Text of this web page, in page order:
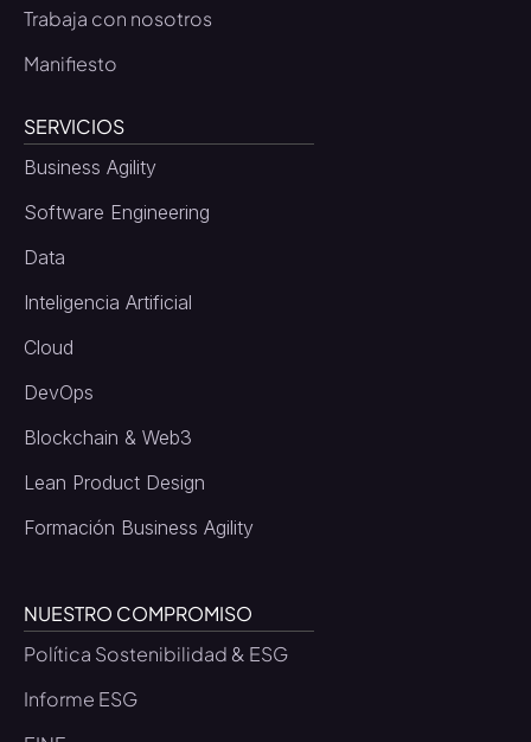
Trabaja con nosotros
Manifiesto
SERVICIOS
Business Agility
Software Engineering
Data
Inteligencia Artificial
Cloud
DevOps
Blockchain & Web3
Lean Product Design
Formación Business Agility
NUESTRO COMPROMISO
Política Sostenibilidad & ESG
Informe ESG